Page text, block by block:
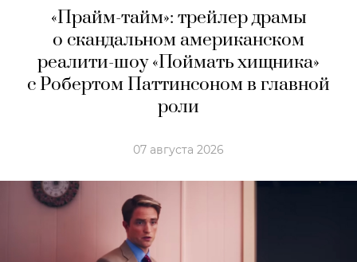
«Прайм-тайм»: трейлер драмы
о скандальном американском
реалити-шоу «Поймать хищника»
с Робертом Паттинсоном в главной
роли
07 августа 2026